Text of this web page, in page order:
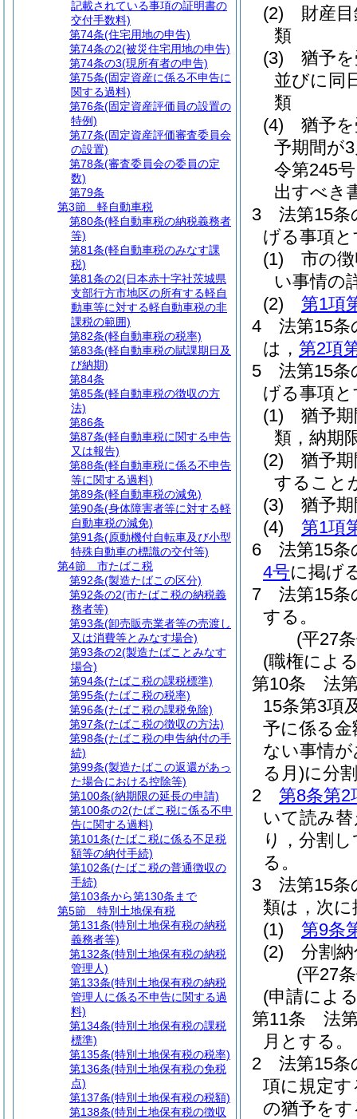
(2)
財産
類
(3)
猶予
並びに同
類
(4)
猶予
予期間が
令第245
出すべき
3
法第15
げる事項
(1)
市の
い事情の
(2)
第1項
4
法第15条
は， 第2項
5
法第15
げる事項
(1)
猶予
類，納期
(2)
猶予
すること
(3)
猶予
(4)
第1項
6
法第15
4号に掲げ
7
法第15条
する。
(平27
(職権によ
第10条
法
15条第3項
予に係る
ない事情
る月)に分
2
第8条第2
いて読み
り，分割
る。
3
法第15条
類は，次
(1)
第9条
(2)
分割
(平27
(申請によ
第11条
法
月とする。
2
法第15条
項に規定
の猶予を
記載されている事項の証明書の
交付手数料)
第74条(住宅用地の申告)
第74条の2(被災住宅用地の申告)
第74条の3(現所有者の申告)
第75条(固定資産に係る不申告に
関する過料)
第76条(固定資産評価員の設置の
特例)
第77条(固定資産評価審査委員会
の設置)
第78条(審査委員会の委員の定
数)
第79条
第3節
軽自動車税
第80条(軽自動車税の納税義務者
等)
第81条(軽自動車税のみなす課
税)
第81条の2(日本赤十字社茨城県
支部行方市地区の所有する軽自
動車等に対する軽自動車税の非
課税の範囲)
第82条(軽自動車税の税率)
第83条(軽自動車税の賦課期日及
び納期)
第84条
第85条(軽自動車税の徴収の方
法)
第86条
第87条(軽自動車税に関する申告
又は報告)
第88条(軽自動車税に係る不申告
等に関する過料)
第89条(軽自動車税の減免)
第90条(身体障害者等に対する軽
自動車税の減免)
第91条(原動機付自転車及び小型
特殊自動車の標識の交付等)
第4節
市たばこ税
第92条(製造たばこの区分)
第92条の2(市たばこ税の納税義
務者等)
第93条(卸売販売業者等の売渡し
又は消費等とみなす場合)
第93条の2(製造たばことみなす
場合)
第94条(たばこ税の課税標準)
第95条(たばこ税の税率)
第96条(たばこ税の課税免除)
第97条(たばこ税の徴収の方法)
第98条(たばこ税の申告納付の手
続)
第99条(製造たばこの返還があっ
た場合における控除等)
第100条(納期限の延長の申請)
第100条の2(たばこ税に係る不申
告に関する過料)
第101条(たばこ税に係る不足税
額等の納付手続)
第102条(たばこ税の普通徴収の
手続)
第103条から第130条まで
第5節
特別土地保有税
第131条(特別土地保有税の納税
義務者等)
第132条(特別土地保有税の納税
管理人)
第133条(特別土地保有税の納税
管理人に係る不申告に関する過
料)
第134条(特別土地保有税の課税
標準)
第135条(特別土地保有税の税率)
第136条(特別土地保有税の免税
点)
第137条(特別土地保有税の税額)
第138条(特別土地保有税の徴収